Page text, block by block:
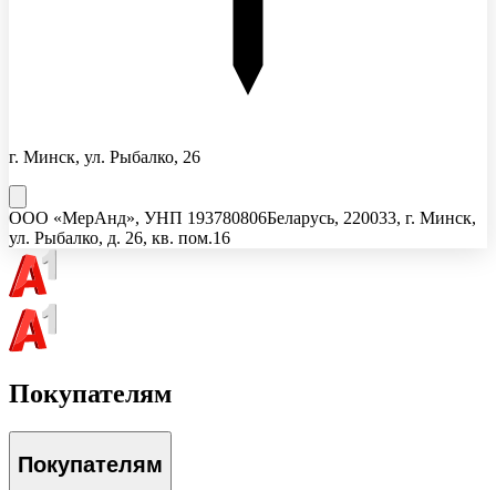
г. Минск, ул. Рыбалко, 26
ООО «МерАнд», УНП 193780806Беларусь, 220033, г. Минск,
ул. Рыбалко, д. 26, кв. пом.16
Покупателям
Покупателям